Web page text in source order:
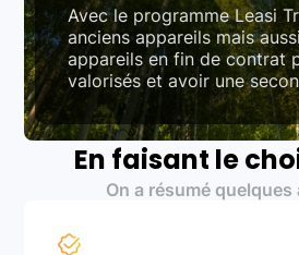
Avec le programme Leasi
anciens appareils mais
appareils en fin de contrat
valorisés et avoir une
En faisant le
On a résumé quelques